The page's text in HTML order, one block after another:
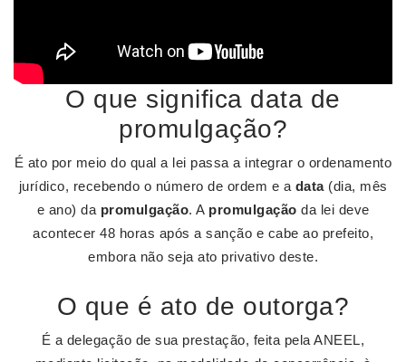
O que significa data de
promulgação?
É ato por meio do qual a lei passa a integrar o ordenamento
jurídico, recebendo o número de ordem e a data(dia, mês
e ano) da promulgação. A promulgação da lei deve
acontecer 48 horas após a sanção e cabe ao prefeito,
embora não seja ato privativo deste.
O que é ato de outorga?
É a delegação de sua prestação, feita pela ANEEL,